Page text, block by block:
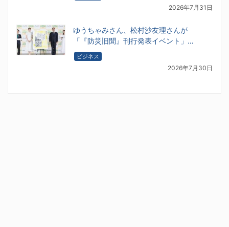
2026年7月31日
ゆうちゃみさん、松村沙友理さんが
「『防災旧聞』刊行発表イベント」…
ビジネス
2026年7月30日